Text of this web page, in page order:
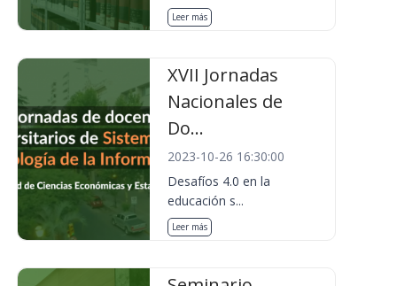
Leer más
XVII Jornadas
Nacionales de
Do...
2023-10-26 16:30:00
Desafíos 4.0 en la
educación s...
Leer más